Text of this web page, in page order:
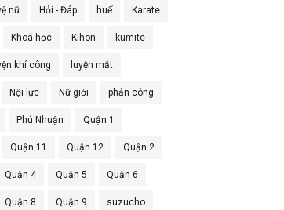
nữ Hỏi - Đáp huế Karate
Khoá học Kihon kumite
khí công luyện mắt
Nội lực Nữ giới phản công
Phú Nhuận Quận 1
Quận 11 Quận 12 Quận 2
Quận 4 Quận 5 Quận 6
Quận 8 Quận 9 suzucho